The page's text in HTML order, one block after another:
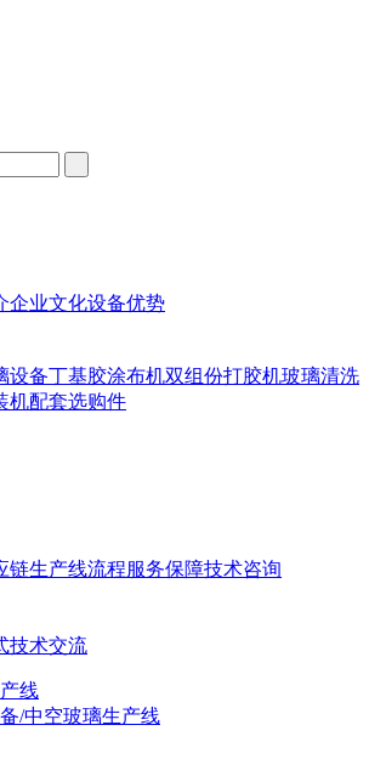
企业文化设备优势
设备丁基胶涂布机双组份打胶机玻璃清洗
机配套选购件
链生产线流程服务保障技术咨询
技术交流